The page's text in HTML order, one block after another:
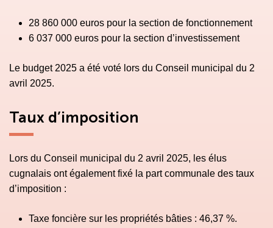
28 860 000 euros pour la section de fonctionnement
6 037 000 euros pour la section d’investissement
Le budget 2025 a été voté lors du Conseil municipal du 2
avril 2025.
Taux d’imposition
Lors du Conseil municipal du 2 avril 2025, les élus
cugnalais ont également fixé la part communale des taux
d’imposition :
Taxe foncière sur les propriétés bâties : 46,37 %.